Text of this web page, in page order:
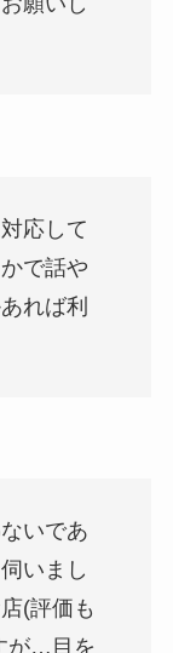
応して
で話や
れば利
いであ
いまし
(評価も
が…目を